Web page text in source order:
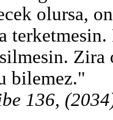
olursa,
Zira
bilemez."
136,